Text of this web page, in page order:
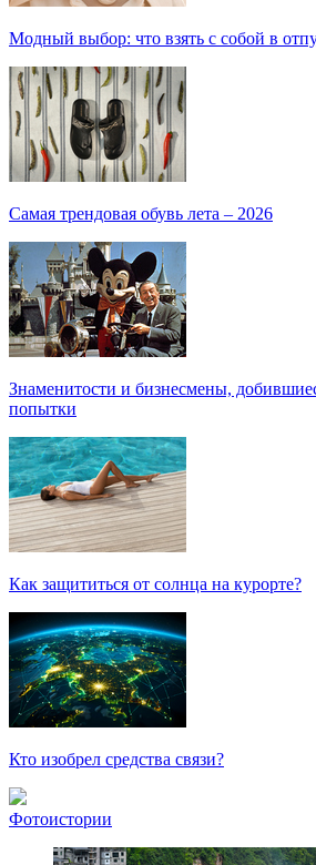
Модный выбор: что взять с собой в
Самая трендовая обувь лета – 2026
Знаменитости и бизнесмены,
попытки
Как защититься от солнца на курорте?
Кто изобрел средства связи?
Фотоистории